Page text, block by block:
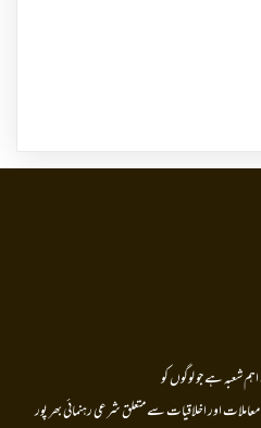
شعبہ ہے جو لوگوں کو
اور اخلاقیات سے متعلق شرعی رہنمائی بھر پور